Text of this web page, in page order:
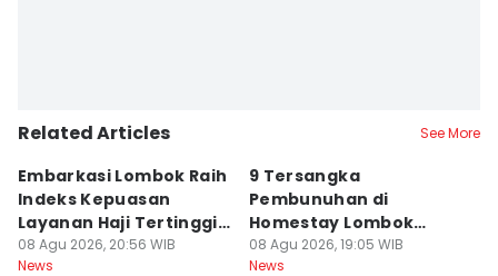
Related Articles See More
Embarkasi Lombok Raih
Indeks Kepuasan
Layanan Haji Tertinggi
Nasional
08 Agu 2026, 20:56 WIB
News
9 Tersangka
Pembunuhan di
Homestay Lombok
Barat Dilimpahkan ke
Jaksa
08 Agu 2026, 19:05 WIB
News